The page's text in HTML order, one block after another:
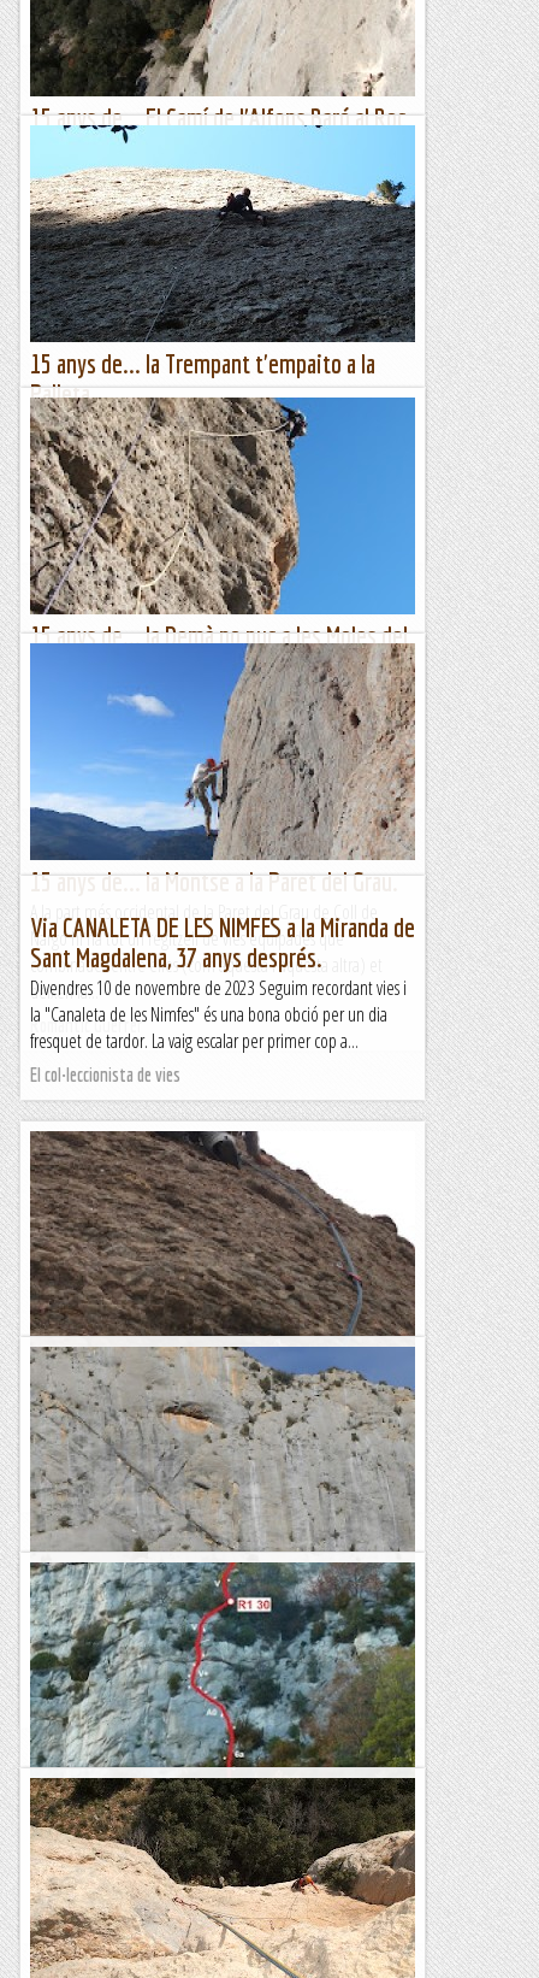
Romàntic Guerrer
15 anys de... El Camí de l'Alfons Baró al Roc
En la meva primera visita al Roc de Collars vaig pillar una
calorada impressionant (en ple Juliol era el mínim que ens
podia passar, naturalment). I fa 15 anys, potser de...
Romàntic Guerrer
15 anys de... la Trempant t'empaito a la
Palleta.
Després del mastegot amb la mà oberta que m'en vaig
endur en la meva primera visita a la Roca de la Palleta a
Montserrat, en aquesta segona ja va ser una altra cosa. Tot i
fer...
Romàntic Guerrer
15 anys de... la Demà no puc a les Moles del
La solitud que envolta les Moles del Pessó a Collegats va
captivar-me des del minut zero i, després d'haver fet vistes
amb la clàssica del lloc, no vaig poder resistir la...
15 anys de... la Montse a la Paret del Grau.
A la part més occidental de la Paret del Grau de Coll de
Nargó hi ha tot un regitzell de vies equipades que
combinades entre elles (com aquesta i aquesta altra) et
deixen la...
Romàntic Guerrer
Via CANALETA DE LES NIMFES a la Miranda de
Sant Magdalena, 37 anys després.
Divendres 10 de novembre de 2023 Seguim recordant vies i
la "Canaleta de les Nimfes" és una bona obció per un dia
fresquet de tardor. La vaig escalar per primer cop a...
El col·leccionista de vies
15 anys de... l'Enxaneta al Pollegó Oest.
Feia poc que havien obert l'Enxaneta al Pollegó Oest de
Montserrat i el company frisava per anar-hi, així que avui farà
15 anys vam fer la nostra repetició. Recordo poquetes...
Romàntic Guerrer
15 anys de... la Gota Fria al Roc d'en Solà.
Molt poques vies havia fet jo a la part central del Roc d'en
Solà fa 15 anys, i suposo que el company em va engatussar
per anar a fer aquesta via, que tant ara com...
Romàntic Guerrer
Cingles de vallcebre- sector la matella
DIUMENGE, 05 DE NOVEMBRE Avui sortim de casa amb un
condicionant clar, fugir del vent de Ponent, i segons la meteo
sembla que al interior seran mes fluixes les ventades...
Els Visas